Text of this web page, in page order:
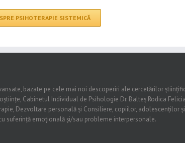
PSIHOTERAPIE SISTEMICĂ
bazate pe cele mai noi descoperiri ale cercetărilor
Cabinetul Individual de Psihologie Dr. Balteș Rodica
Dezvoltare personală și Consiliere, copiilor, adolescenților
suferință emoțională și/sau probleme interpersonale.